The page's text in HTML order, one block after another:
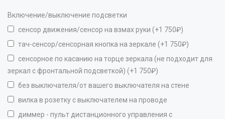
Включение/выключение подсветки
сенсор движения/сенсор на взмах руки (+1 750₽)
тач-сенсор/сенсорная кнопка на зеркале (+1 750₽)
сенсорное по касанию на торце зеркала (не подходит для
зеркал с фронтальной подсветкой) (+1 750₽)
без выключателя/от вашего выключателя на стене
вилка в розетку с выключателем на проводе
диммер - пульт дистанционного управления с